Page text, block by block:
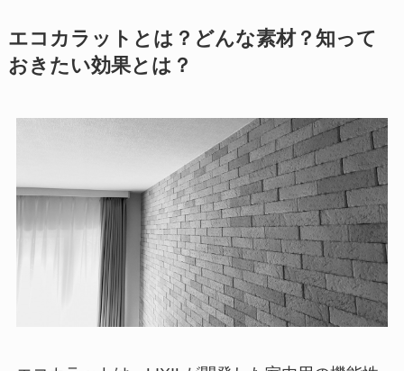
エコカラットとは？どんな素材？知って
おきたい効果とは？